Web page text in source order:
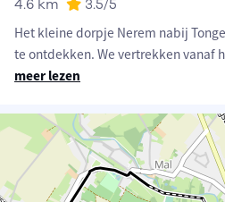
4.6 km 3.5/5
Het kleine dorpje Nerem nabij
te ontdekken. We vertrekken vanaf
meer lezen